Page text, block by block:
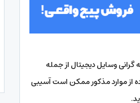
وسایل دیجیتال از جمله
از موارد مذکور ممکن است آسیبی